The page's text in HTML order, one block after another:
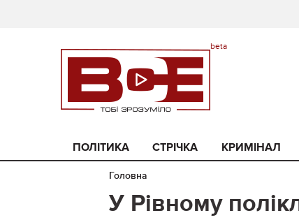
ПОЛІТИКА СТРІЧКА КРИМІНАЛ
Головна
У Рівному